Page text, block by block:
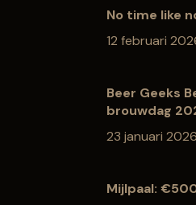
No time like
12 februari
Beer Geeks
brouwdag
23 januari 2026
Mijlpaal: